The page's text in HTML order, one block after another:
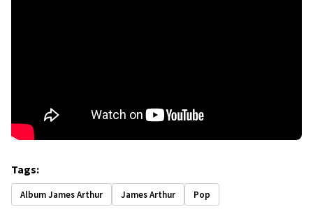
Tags:
Album James Arthur James Arthur Pop